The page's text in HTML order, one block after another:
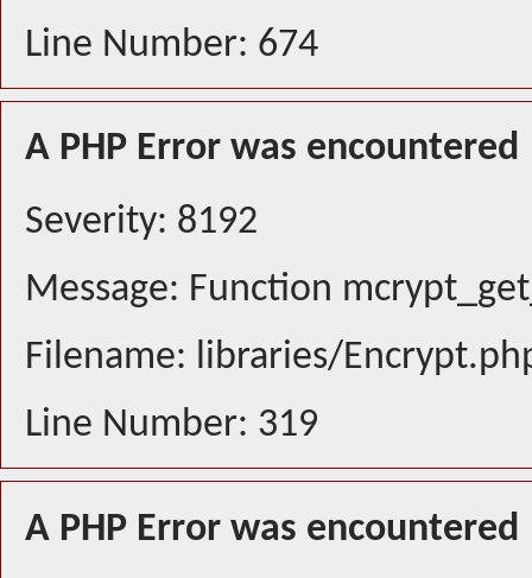
Line Number: 674
A PHP Error was encountered
Severity: 8192
Message: Function
Filename: libraries/
Line Number: 319
A PHP Error was encountered